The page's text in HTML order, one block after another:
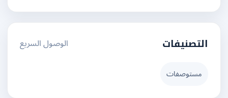
التصنيفات الوصول السريع
مستوصفات